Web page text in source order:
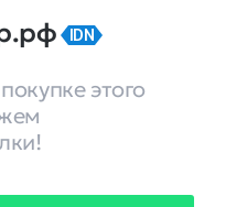
IDN
этого